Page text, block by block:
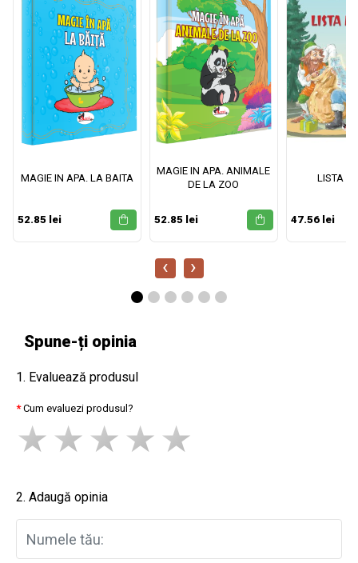
MAGIE IN APA. LA BAITA
52.85 lei
MAGIE IN APA. ANIMALE
DE LA ZOO
52.85 lei
LISTA
47.56 lei
‹ ›
Spune-ți opinia
1. Evaluează produsul
Cum evaluezi produsul?
2. Adaugă opinia